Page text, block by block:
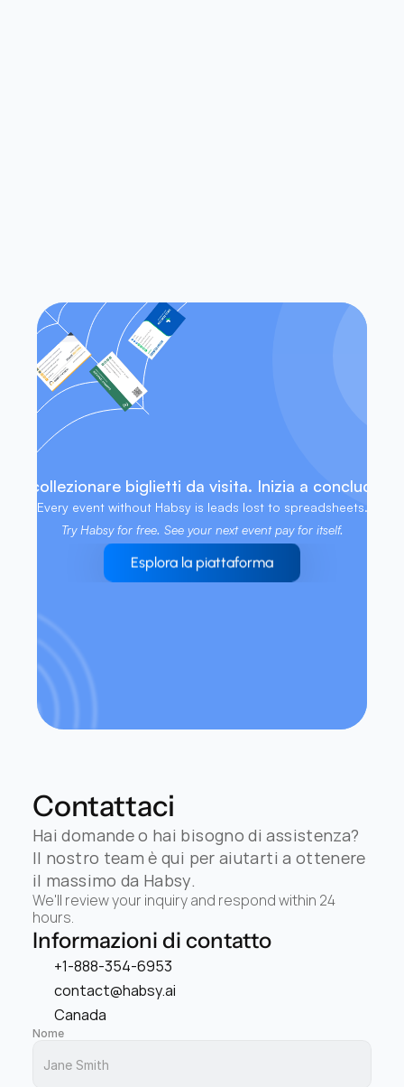
senza una connessione internet?
di collezionare biglietti da visita. Inizia a concludere
Try Habsy for free. See your next event pay for itself.
Esplora la piattaforma
Contattaci
Hai domande o hai bisogno di assistenza?
Il nostro team è qui per aiutarti a ottenere
il massimo da Habsy.
We'll review your inquiry and respond within 24
hours.
Informazioni di contatto
+1-888-354-6953
contact@habsy.ai
Canada
Nome